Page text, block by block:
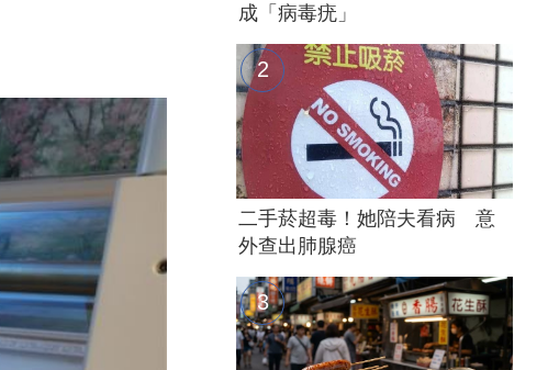
成「病毒疣」
二手菸超毒！她陪夫看病 意
外查出肺腺癌